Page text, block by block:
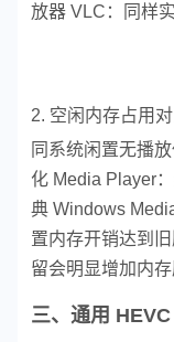
放器 VLC：同样
2. 空闲内存占用
同系统闲置无播
化 Media Player
典 Windows
置内存开销达到
留会明显增加内存
三、通用